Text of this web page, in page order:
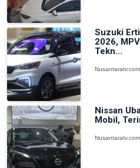
Suzuki
2026,
Tekn...
Nissan
Mobil,